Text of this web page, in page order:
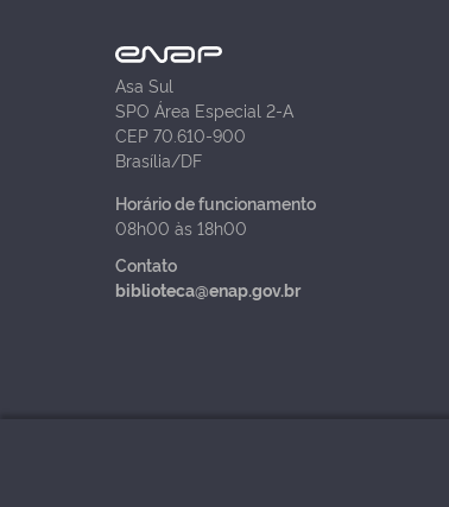
Asa Sul
SPO Área Especial 2-A
CEP 70.610-900
Brasília/DF
Horário de funcionamento
08h00 às 18h00
Contato
biblioteca@enap.gov.br